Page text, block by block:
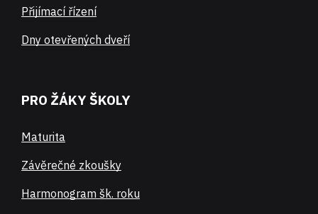
Přijímací řízení
Dny otevřených dveří
PRO ŽÁKY ŠKOLY
Maturita
Závěrečné zkoušky
Harmonogram šk. roku